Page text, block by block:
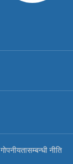
गोपनीयतासम्बन्धी नीति